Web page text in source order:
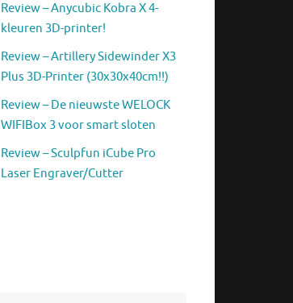
Review – Anycubic Kobra X 4-
kleuren 3D-printer!
Review – Artillery Sidewinder X3
Plus 3D-Printer (30x30x40cm!!)
Review – De nieuwste WELOCK
WIFIBox 3 voor smart sloten
Review – Sculpfun iCube Pro
Laser Engraver/Cutter